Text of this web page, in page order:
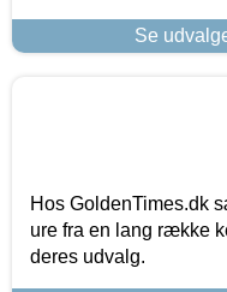
Se
Hos GoldenTimes.dk
ure fra en lang række
deres udvalg.